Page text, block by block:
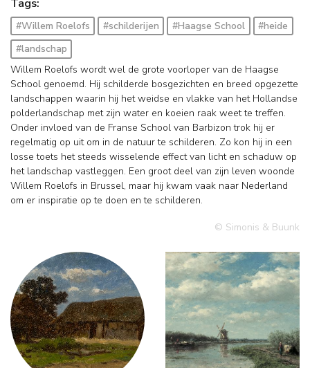
Tags:
#Willem Roelofs #schilderijen #Haagse School
#heide
#landschap
Willem Roelofs wordt wel de grote voorloper van de Haagse
School genoemd. Hij schilderde bosgezichten en breed opgezette
landschappen waarin hij het weidse en vlakke van het Hollandse
polderlandschap met zijn water en koeien raak weet te treffen.
Onder invloed van de Franse School van Barbizon trok hij er
regelmatig op uit om in de natuur te schilderen. Zo kon hij in een
losse toets het steeds wisselende effect van licht en schaduw op
het landschap vastleggen. Een groot deel van zijn leven woonde
Willem Roelofs in Brussel, maar hij kwam vaak naar Nederland
om er inspiratie op te doen en te schilderen.
© Simonis & Buunk